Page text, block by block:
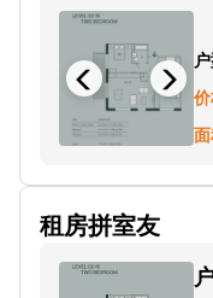
Millennium Village Oval
Leamouth Orchard
Charrington Steps
Emirates Air Line Royal
Emirates Royal Docks
租房拼室友